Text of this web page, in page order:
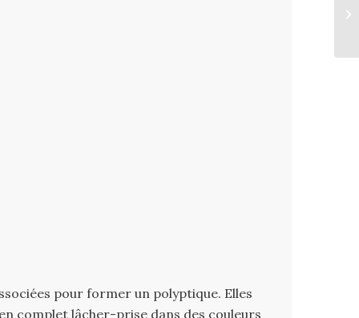
pour former un polyptique. Elles
complet lâcher-prise dans des couleurs